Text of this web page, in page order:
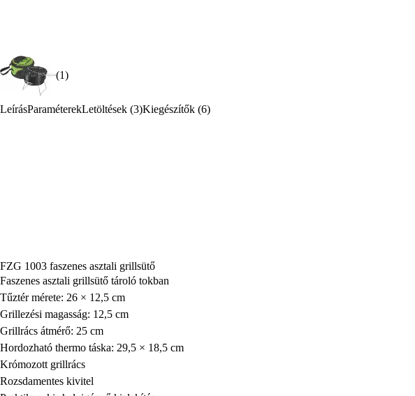
(1)
LeírásParaméterekLetöltések (3)Kiegészítők (6)
FZG 1003 faszenes asztali grillsütő
Faszenes asztali grillsütő tároló tokban
Tűztér mérete: 26 × 12,5 cm
Grillezési magasság: 12,5 cm
Grillrács átmérő: 25 cm
Hordozható thermo táska: 29,5 × 18,5 cm
Krómozott grillrács
Rozsdamentes kivitel